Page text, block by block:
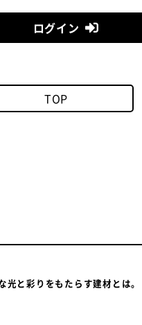
要なポイントです。通常
を100mm程度設けます
る意匠性と水密性を実現
葺き金属屋根「ダンツキ
を薄くスマートに見せな
ログイン
TOP
光と彩りをもたらす建材とは。